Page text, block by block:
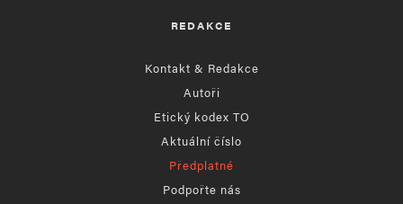
REDAKCE
Kontakt & Redakce
Autoři
Etický kodex TO
Aktuální číslo
Předplatné
Podpořte nás